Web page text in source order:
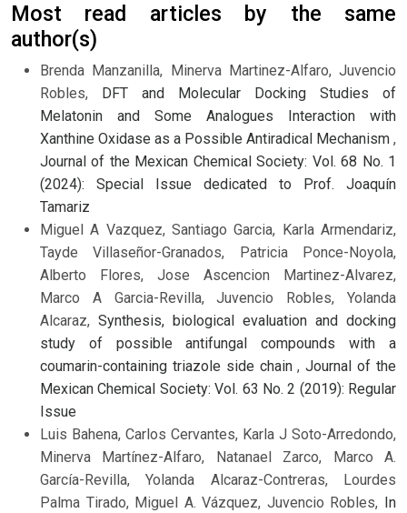
Most read articles by the same
author(s)
Brenda Manzanilla, Minerva Martinez-Alfaro, Juvencio
Robles,
DFT and Molecular Docking Studies of
Melatonin and Some Analogues Interaction with
Xanthine Oxidase as a Possible Antiradical Mechanism ,
Journal of the Mexican Chemical Society: Vol. 68 No. 1
(2024): Special Issue dedicated to Prof. Joaquín
Tamariz
Miguel A Vazquez, Santiago Garcia, Karla Armendariz,
Tayde Villaseñor-Granados, Patricia Ponce-Noyola,
Alberto Flores, Jose Ascencion Martinez-Alvarez,
Marco A Garcia-Revilla, Juvencio Robles, Yolanda
Alcaraz, Synthesis, biological evaluation and docking
study of possible antifungal compounds with a
coumarin-containing triazole side chain,Journal of the
Mexican Chemical Society: Vol. 63 No. 2 (2019): Regular
Issue
Luis Bahena, Carlos Cervantes, Karla J Soto-Arredondo,
Minerva Martínez-Alfaro, Natanael Zarco, Marco A.
García-Revilla, Yolanda Alcaraz-Contreras, Lourdes
Palma Tirado, Miguel A. Vázquez, Juvencio Robles,
In